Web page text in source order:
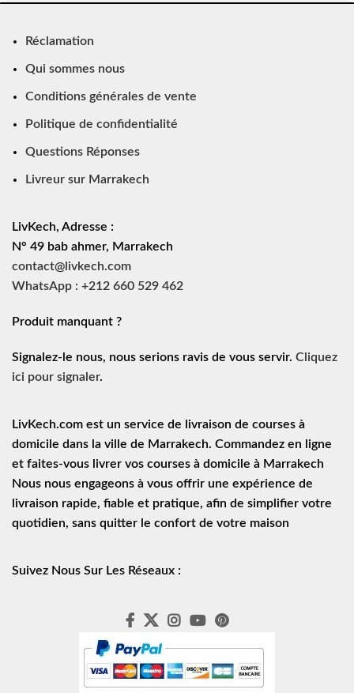
Réclamation
Qui sommes nous
Conditions générales de vente
Politique de confidentialité
Questions Réponses
Livreur sur Marrakech
LivKech, Adresse :
N° 49 bab ahmer, Marrakech
contact@livkech.com
WhatsApp : +212 660 529 462
Produit manquant ?
Signalez-le nous, nous serions ravis de vous servir. Cliquez
ici pour signaler.
LivKech.com est un service de
livraison de courses à
domicile dans la ville de Marrakech. Commandez en ligne
et faites-vous livrer vos courses à domicile à Marrakech
Nous nous engageons à vous offrir une expérience de
livraison rapide, fiable et pratique, afin de simplifier votre
quotidien, sans quitter le confort de votre maison
Suivez Nous Sur Les Réseaux :